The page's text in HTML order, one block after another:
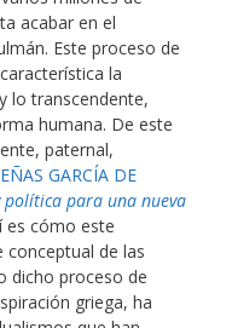
acabar en el
Este proceso de
la
lo transcendente,
humana. De este
paternal,
GARCÍA DE
para una nueva
es cómo este
de las
dicho proceso de
griega, ha